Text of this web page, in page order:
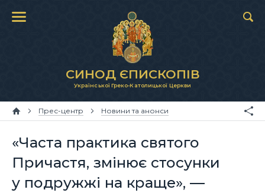
СИНОД ЄПИСКОПІВ
Української Греко-Католицької Церкви
Прес-центр Новини та анонси
«Часта практика святого
Причастя, змінює стосунки
у подружжі на краще», —